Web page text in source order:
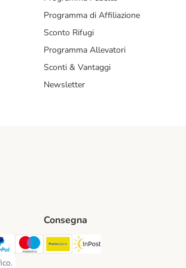
Programma di Affiliazione
Sconto Rifugi
Programma Allevatori
Sconti & Vantaggi
Newsletter
Payment Method
Payment Method
Payment Method
con PayPal. Payment Method
Paga con Maestro. Payment Method
Consegna
Poste Italiane. Shipping Method